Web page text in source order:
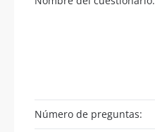
Número de preguntas: